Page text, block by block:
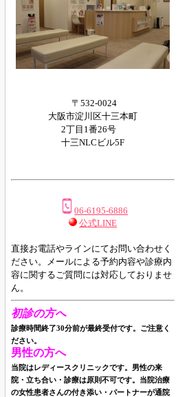
〒532-0024
大阪市淀川区十三本町
2丁目1番26号
十三NLCビル5F
06-6195-6886
公式LINE
直接お電話やラインにてお問い合わせく
ださい。
メールによる予約内容や診療内
容に関するご質問には対応しておりませ
ん。
初診の方へ
診療時間終了30分前が最終受付です。ご注意く
ださい。
男性の方へ
当院はレディースクリニックです。男性の来
院・立ち合い・診療は原則不可です。当院治療
の女性患者さんの付き添い・パートナーが通院